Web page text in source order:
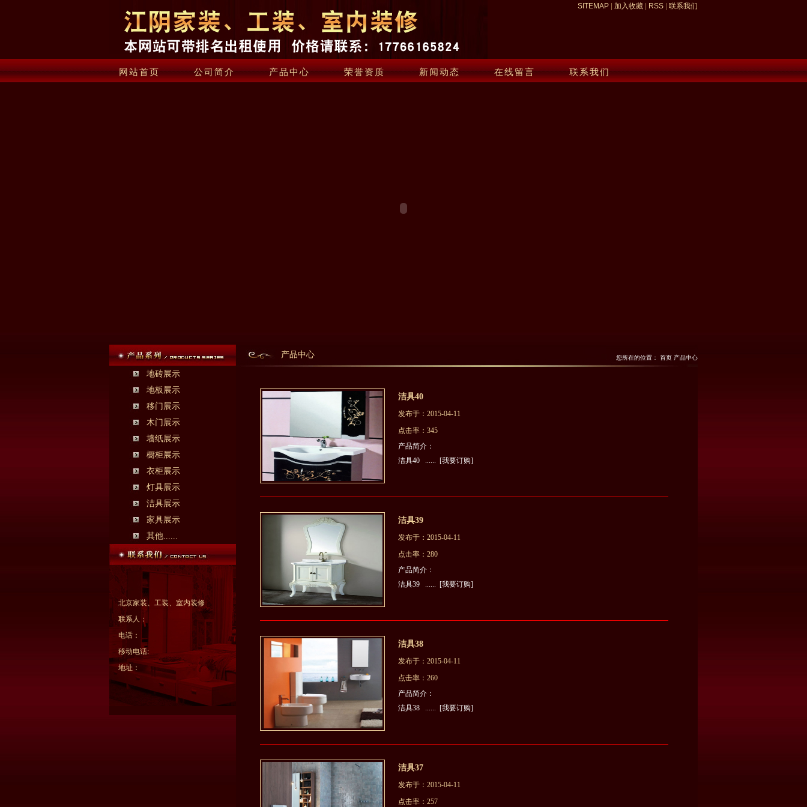
SITEMAP 加入收藏 RSS 联系我们
网站首页 公司简介 产品中心 荣誉资质 新闻动态 在线留言 联系我们
地砖展示
地板展示
移门展示
木门展示
墙纸展示
橱柜展示
衣柜展示
灯具展示
洁具展示
家具展示
其他......
北京家装、工装、室内装修
联系人：
电话：
移动电话:
地址：
产品中心 您所在的位置： 首页 产品中心
洁具40
发布于：2015-04-11
点击率：345
产品简介：
洁具40 ...... [我要订购]
洁具39
发布于：2015-04-11
点击率：280
产品简介：
洁具39 ...... [我要订购]
洁具38
发布于：2015-04-11
点击率：260
产品简介：
洁具38 ...... [我要订购]
洁具37
发布于：2015-04-11
点击率：257